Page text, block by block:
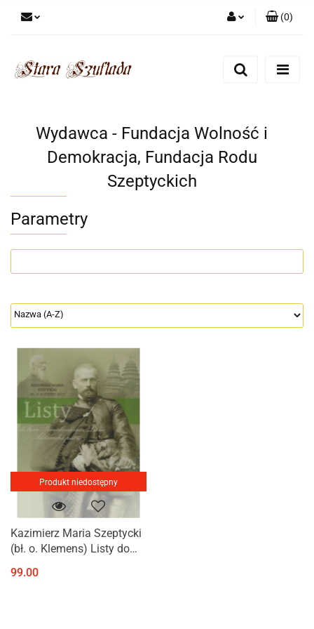
Zarejestruj się
(0)
Wydawca - Fundacja Wolność i
Demokracja, Fundacja Rodu
Szeptyckich
Parametry
Produkt niedostępny
Kazimierz Maria Szeptycki
(bł. o. Klemens) Listy do
Leona i Aleksandra pisane
99.00